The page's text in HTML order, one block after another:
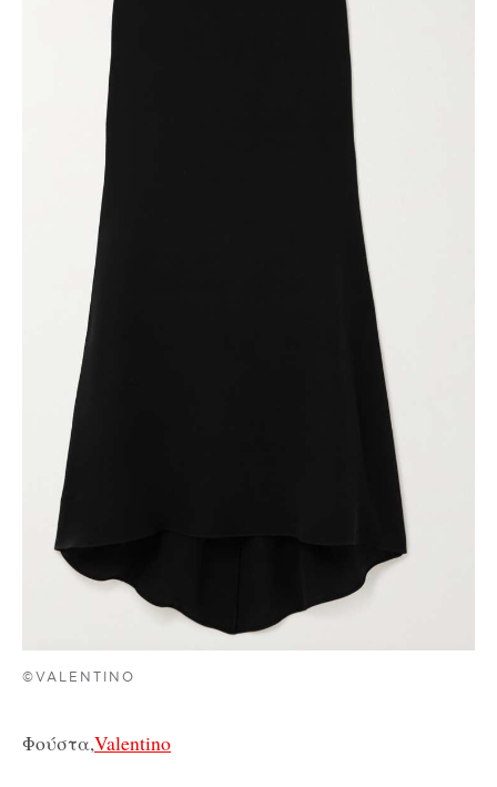
©VALENTINO
Φούστα,Valentino